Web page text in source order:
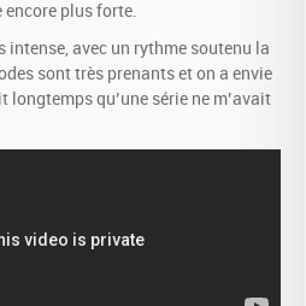
encore plus forte.
intense, avec un rythme soutenu la
sont très prenants et on a envie
longtemps qu’une série ne m’avait